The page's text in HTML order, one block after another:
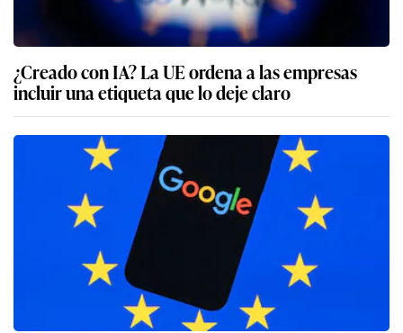
¿Creado con IA? La UE ordena a las empresas
incluir una etiqueta que lo deje claro